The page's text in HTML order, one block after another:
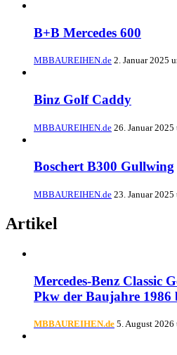
B+B Mercedes 600
MBBAUREIHEN.de 2. Januar 2025
Binz Golf Caddy
MBBAUREIHEN.de 26. Januar
Boschert B300 Gullwing
MBBAUREIHEN.de 23. Januar
Artikel
Mercedes-Benz Classic
Pkw der Baujahre 1986
MBBAUREIHEN.de 5. August 2026